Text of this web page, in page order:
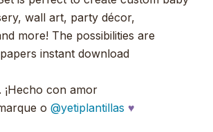
wall art, party décor,
more! The possibilities are
instant download
¡Hecho con amor
o @yetiplantillas ♥